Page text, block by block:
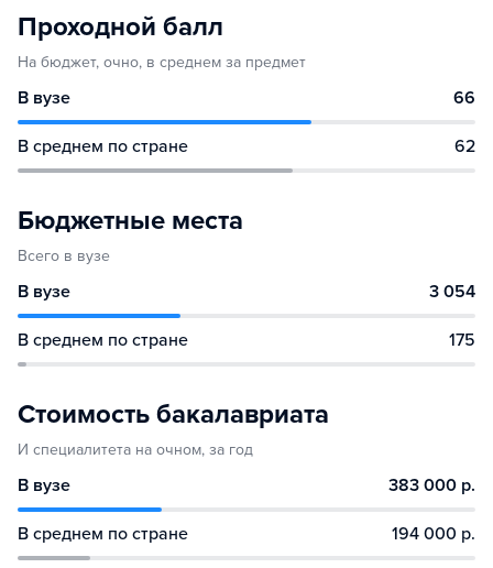
Проходной балл
На бюджет, очно, в среднем за предмет
В вузе 66
В среднем по стране 62
Бюджетные места
Всего в вузе
В вузе 3 054
В среднем по стране 175
Стоимость бакалавриата
И специалитета на очном, за год
В вузе 383 000 р.
В среднем по стране 194 000 р.